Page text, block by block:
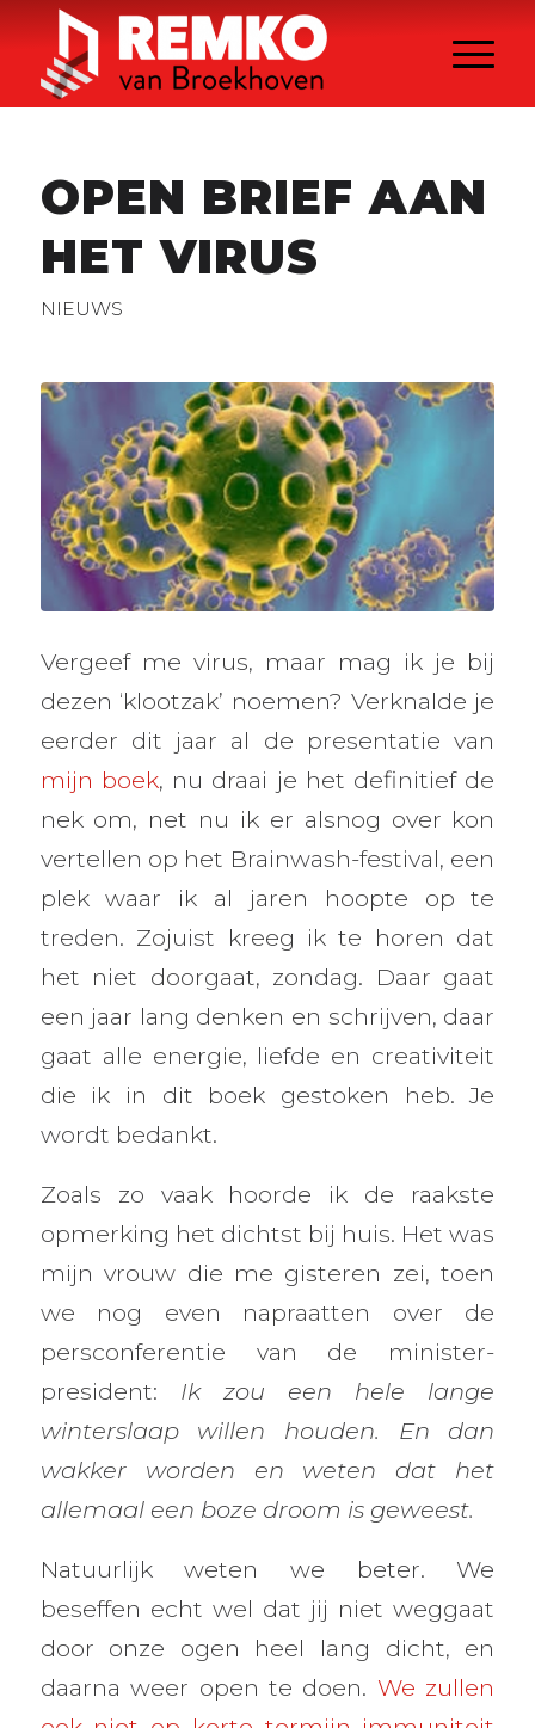
OPEN BRIEF AAN
HET VIRUS
NIEUWS
Vergeef me virus, maar mag ik je bij
dezen ‘klootzak’ noemen? Verknalde je
eerder dit jaar al de presentatie van
mijn boek, nu draai je het definitief de
nek om, net nu ik er alsnog over kon
vertellen op het Brainwash-festival, een
plek waar ik al jaren hoopte op te
treden. Zojuist kreeg ik te horen dat
het niet doorgaat, zondag. Daar gaat
een jaar lang denken en schrijven, daar
gaat alle energie, liefde en creativiteit
die ik in dit boek gestoken heb. Je
wordt bedankt.
Zoals zo vaak hoorde ik de raakste
opmerking het dichtst bij huis. Het was
mijn vrouw die me gisteren zei, toen
we nog even napraatten over de
persconferentie van de minister-
president: Ik zou een hele lange
winterslaap willen houden. En dan
wakker worden en weten dat het
allemaal een boze droom is geweest.
Natuurlijk weten we beter. We
beseffen echt wel dat jij niet weggaat
door onze ogen heel lang dicht, en
daarna weer open te doen. We zullen